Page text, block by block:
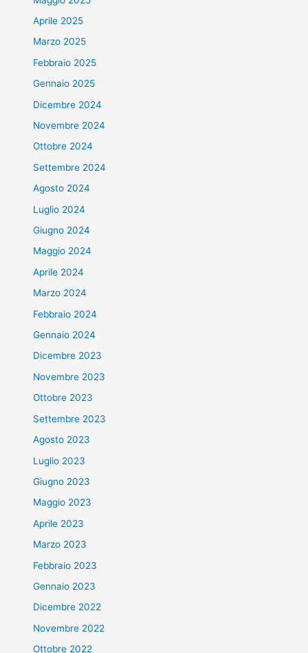
Aprile 2025
Marzo 2025
Febbraio 2025
Gennaio 2025
Dicembre 2024
Novembre 2024
Ottobre 2024
Settembre 2024
Agosto 2024
Luglio 2024
Giugno 2024
Maggio 2024
Aprile 2024
Marzo 2024
Febbraio 2024
Gennaio 2024
Dicembre 2023
Novembre 2023
Ottobre 2023
Settembre 2023
Agosto 2023
Luglio 2023
Giugno 2023
Maggio 2023
Aprile 2023
Marzo 2023
Febbraio 2023
Gennaio 2023
Dicembre 2022
Novembre 2022
Ottobre 2022